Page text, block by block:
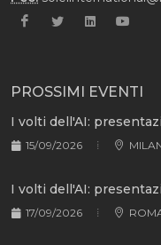
PROSSIMI EVENTI
I volti dell'AI:
15/09/2026
I volti dell'AI:
17/09/2026